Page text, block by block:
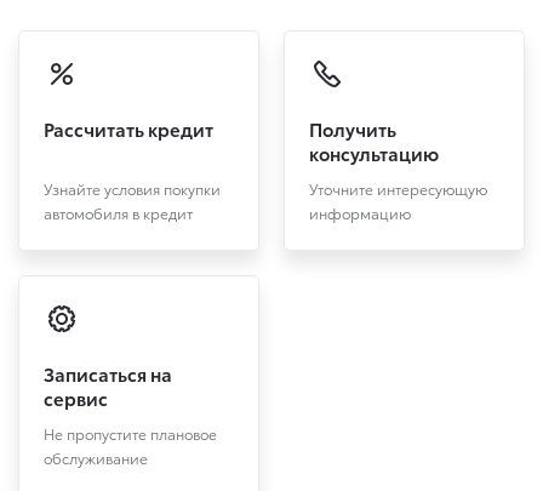
Рассчитать кредит
Узнайте условия покупки
автомобиля в кредит
Получить
консультацию
Уточните интересующую
информацию
Записаться на
сервис
Не пропустите плановое
обслуживание